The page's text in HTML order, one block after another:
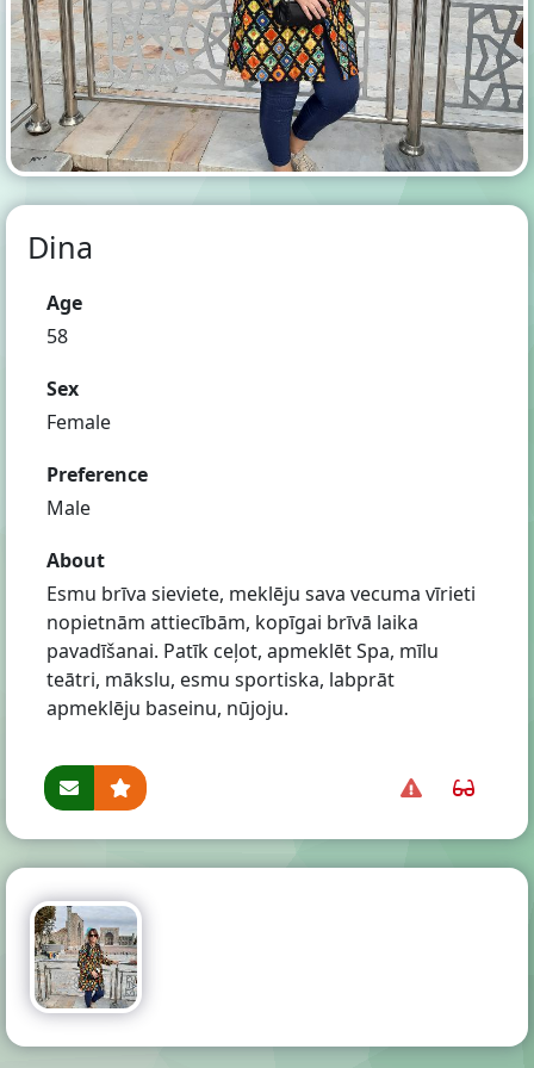
Dina
Age
58
Sex
Female
Preference
Male
About
Esmu brīva sieviete, meklēju sava vecuma vīrieti
nopietnām attiecībām, kopīgai brīvā laika
pavadīšanai. Patīk ceļot, apmeklēt Spa, mīlu
teātri, mākslu, esmu sportiska, labprāt
apmeklēju baseinu, nūjoju.